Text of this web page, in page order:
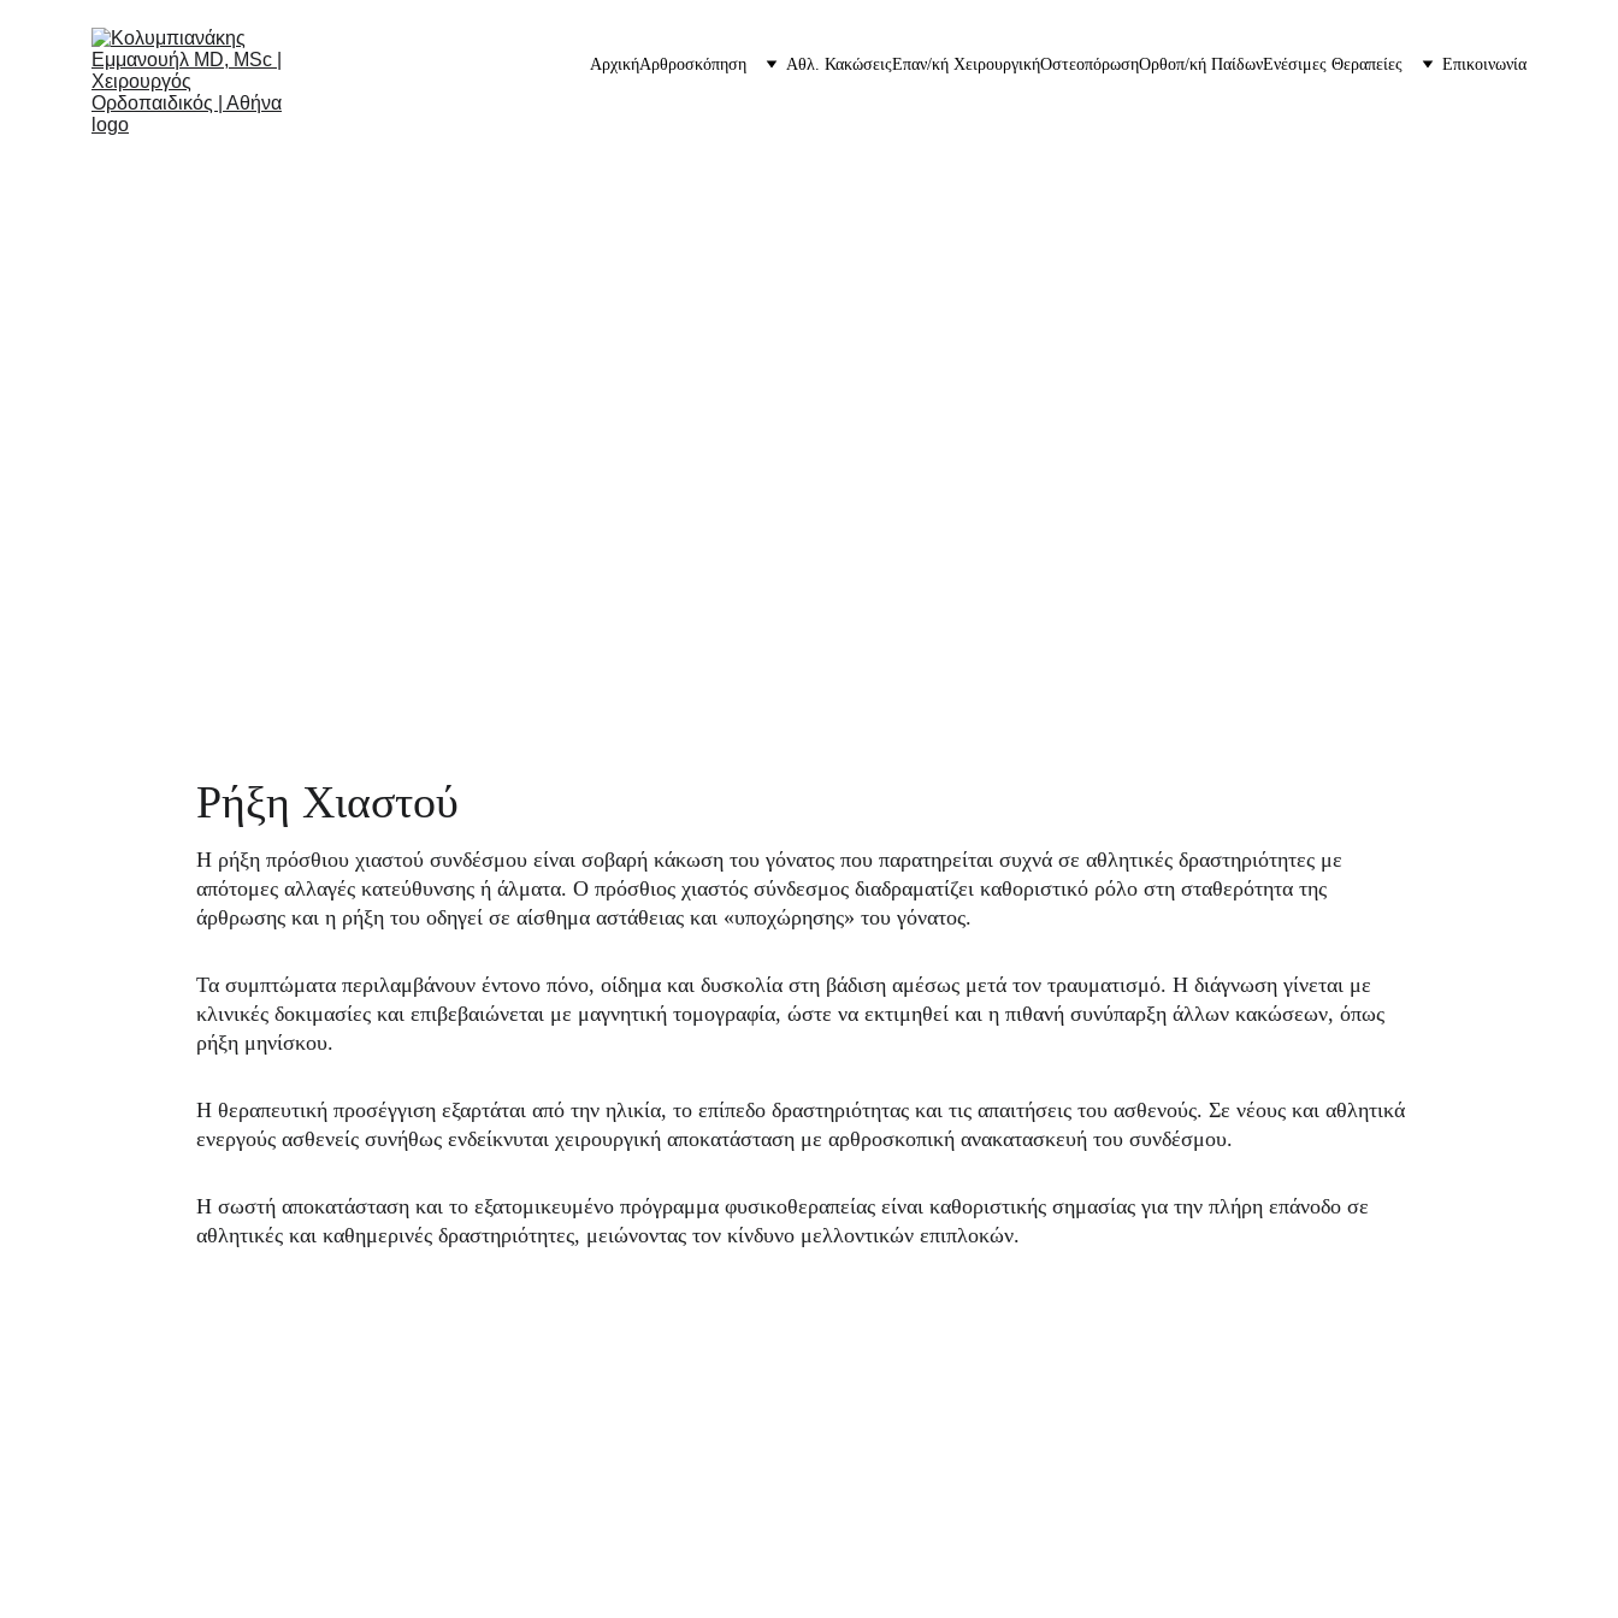
ΑρχικήΑρθροσκόπηση Αθλ. ΚακώσειςΕπαν/κή ΧειρουργικήΟστεοπόρωσηΟρθοπ/κή ΠαίδωνΕνέσιμες Θεραπείες Επικοινωνία
Η ρήξη πρόσθιου χιαστού συνδέσμου είναι σοβαρή κάκωση του γόνατος που παρατηρείται συχνά σε αθλητικές δραστηριότητες με
απότομες αλλαγές κατεύθυνσης ή άλματα. Ο πρόσθιος χιαστός σύνδεσμος διαδραματίζει καθοριστικό ρόλο στη σταθερότητα της
άρθρωσης και η ρήξη του οδηγεί σε αίσθημα αστάθειας και «υποχώρησης» του γόνατος.
Τα συμπτώματα περιλαμβάνουν έντονο πόνο, οίδημα και δυσκολία στη βάδιση αμέσως μετά τον τραυματισμό. Η διάγνωση γίνεται με
κλινικές δοκιμασίες και επιβεβαιώνεται με μαγνητική τομογραφία, ώστε να εκτιμηθεί και η πιθανή συνύπαρξη άλλων κακώσεων, όπως
ρήξη μηνίσκου.
Η θεραπευτική προσέγγιση εξαρτάται από την ηλικία, το επίπεδο δραστηριότητας και τις απαιτήσεις του ασθενούς. Σε νέους και αθλητικά
ενεργούς ασθενείς συνήθως ενδείκνυται χειρουργική αποκατάσταση με αρθροσκοπική ανακατασκευή του συνδέσμου.
Η σωστή αποκατάσταση και το εξατομικευμένο πρόγραμμα φυσικοθεραπείας είναι καθοριστικής σημασίας για την πλήρη επάνοδο σε
αθλητικές και καθημερινές δραστηριότητες, μειώνοντας τον κίνδυνο μελλοντικών επιπλοκών.
Ρήξη Χιαστού